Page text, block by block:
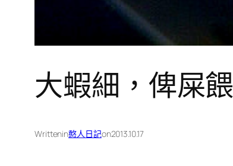
大蝦細，俾屎餵
Writtenin憨人日記on2013.10.17